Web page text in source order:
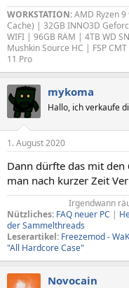
WORKSTATION:AMD Ryzen
Cache) | 32GB INNO3D
WIFI | 96GB RAM | 4TB WD
Mushkin Source HC | FSP
11 Pro
mykoma
Hallo, ich verkaufe
1. August 2020
Dann dürfte das mit den
man nach kurzer Zeit
Irgendwann
Nützliches: FAQ neuer PC |
der Sammelthreads
Leserartikel: Freezemod -
"All Hardcore Case"
Novocain